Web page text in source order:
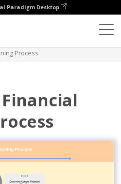
Paradigm Desktop
Process